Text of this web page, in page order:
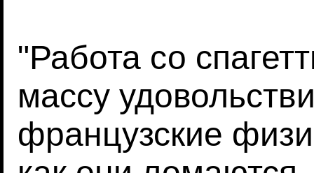
"Работа со
массу
французские